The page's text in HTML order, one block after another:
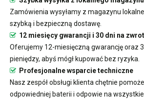
Zamówienia wysyłamy z magazynu
szybką i bezpieczną dostawę.
12 miesięcy gwarancji i 30 dni na zwrot
Oferujemy 12-miesięczną gwarancję oraz
pieniędzy, abyś mógł kupować bez ryzyka.
Profesjonalne wsparcie techniczne
Nasz zespół obsługi klienta chętnie
odpowiedniej baterii i odpowie na wszystkie